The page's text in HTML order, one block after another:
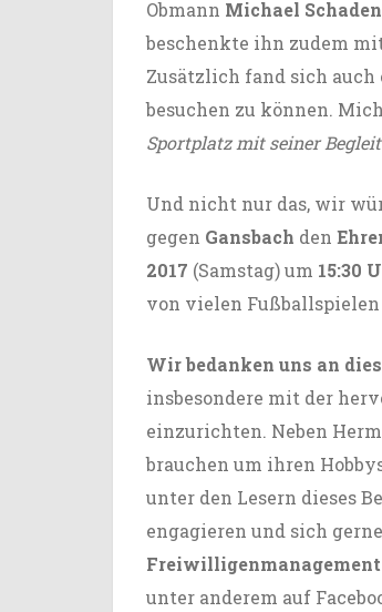
Obmann Michael
beschenkte ihn zudem
Zusätzlich fand sich
besuchen zu können.
Sportplatz mit seiner
Und nicht nur das, wir
gegen Gansbach den
2017 (Samstag) um 15:30
von vielen
Wir bedanken uns an
insbesondere mit der
einzurichten. Neben
brauchen um ihren
unter den Lesern dieses
engagieren und sich
Freiwilligenmanagement
unter anderem auf